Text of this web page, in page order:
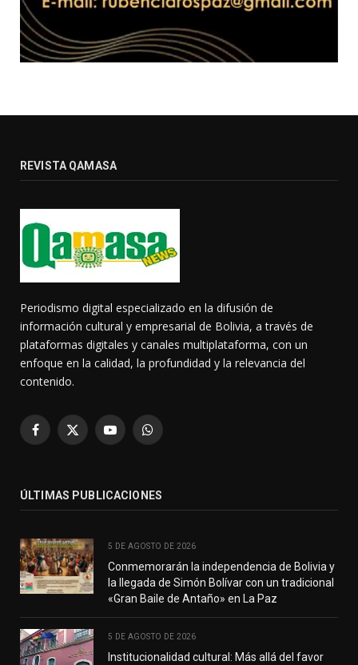
REVISTA QAMASA
Periodismo digital especializado en la difusión de
información cultural y empresarial de Bolivia, a través de
plataformas digitales y canales multiplataforma, con un
enfoque en la calidad, la profundidad y la relevancia del
contenido.
Facebook
X
YouTubeWhatsApp
ÚLTIMAS PUBLICACIONES
5 DE AGOSTO DE 2026
Conmemorarán la independencia de Bolivia y
la llegada de Simón Bolívar con un tradicional
«Gran Baile de Antaño» en La Paz
5 DE AGOSTO DE 2026
Institucionalidad cultural: Más allá del favor